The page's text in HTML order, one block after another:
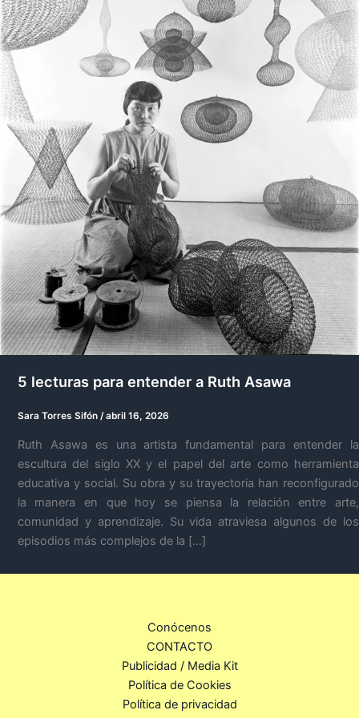
5 lecturas para entender a Ruth Asawa
Sara Torres Sifón /abril 16, 2026
Ruth Asawa es una artista fundamental para entender la
escultura del siglo XX y el papel del arte como herramienta
educativa y social. Su obra y su trayectoria han reconfigurado
la manera en que hoy se piensa la relación entre arte,
comunidad y aprendizaje. Su vida atraviesa algunos de los
episodios más complejos de la […]
Conócenos
CONTACTO
Publicidad / Media Kit
Política de Cookies
Política de privacidad